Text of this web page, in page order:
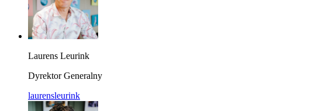
Laurens Leurink
Dyrektor Generalny
laurensleurink